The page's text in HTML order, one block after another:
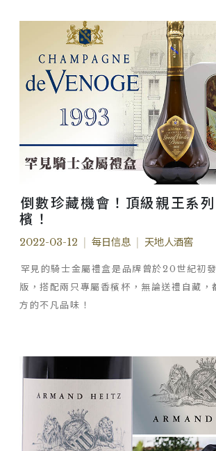
倒數珍藏機會！頂級親王系
檳！
2022-03-12 每日信息 天地人酒窖
罕見的騎士金屬禮盒是品牌曾於20世紀初
版，搭配兩只專屬香檳杯，無論送禮自藏，
方的不凡品味！